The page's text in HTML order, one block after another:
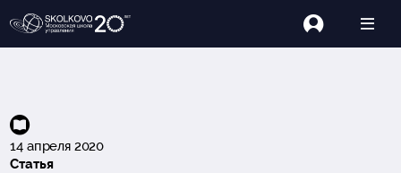
14 апреля 2020
Статья